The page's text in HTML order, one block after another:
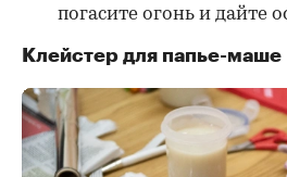
погасите огонь и дайте
Клейстер для папье-маше